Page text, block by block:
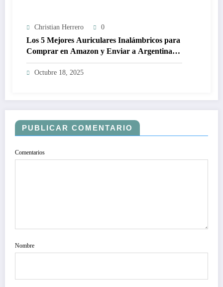
Christian Herrero 0
Los 5 Mejores Auriculares Inalámbricos para
Comprar en Amazon y Enviar a Argentina
(Guía de Aduana y Envío Simplificado) 🇦🇷
Octubre 18, 2025
PUBLICAR COMENTARIO
Comentarios
Nombre